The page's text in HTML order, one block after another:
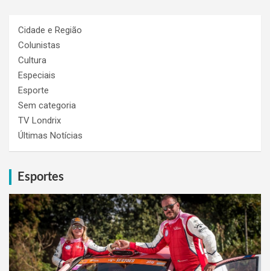
Cidade e Região
Colunistas
Cultura
Especiais
Esporte
Sem categoria
TV Londrix
Últimas Notícias
Esportes